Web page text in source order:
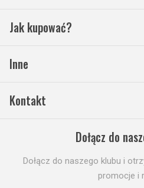
Jak kupować?
Inne
Kontakt
Dołącz do
Dołącz do naszego klubu i
promocje i